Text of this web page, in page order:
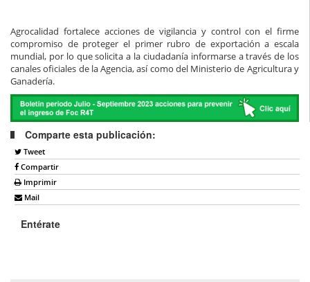
Agrocalidad fortalece acciones de vigilancia y control con el firme
compromiso de proteger el primer rubro de exportación a escala
mundial, por lo que solicita a la ciudadanía informarse a través de los
canales oficiales de la Agencia, así como del Ministerio de Agricultura y
Ganadería.
Comparte esta publicación:
Tweet
Compartir
Imprimir
Mail
Entérate